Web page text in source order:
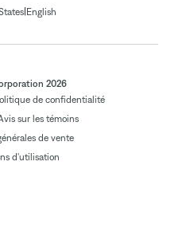
| English
2026
de confidentialité
sur les témoins
de vente
d'utilisation